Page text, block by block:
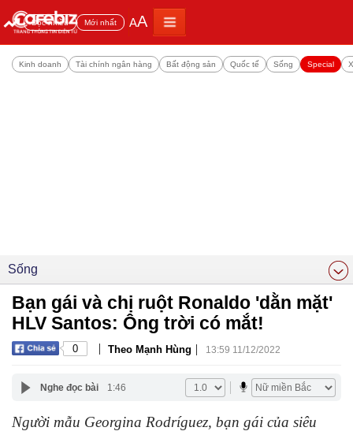
Đọc nhiều Mới nhất AA
Kinh doanh Tài chính ngân hàng Bất động sản Quốc tế Sống Special
Sống
Bạn gái và chị ruột Ronaldo 'dằn mặt'
HLV Santos: Ông trời có mắt!
0 | Theo Mạnh Hùng | 13:59 11/12/2022
Nghe đọc bài 1:46
Người mẫu Georgina Rodríguez, bạn gái của siêu